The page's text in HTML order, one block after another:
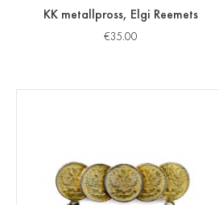
KK metallpross, Elgi Reemets
€35.00